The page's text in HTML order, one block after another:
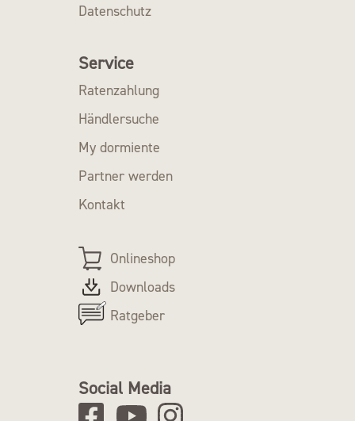
Datenschutz
Service
Ratenzahlung
Händlersuche
My dormiente
Partner werden
Kontakt
Onlineshop
Downloads
Ratgeber
Social Media